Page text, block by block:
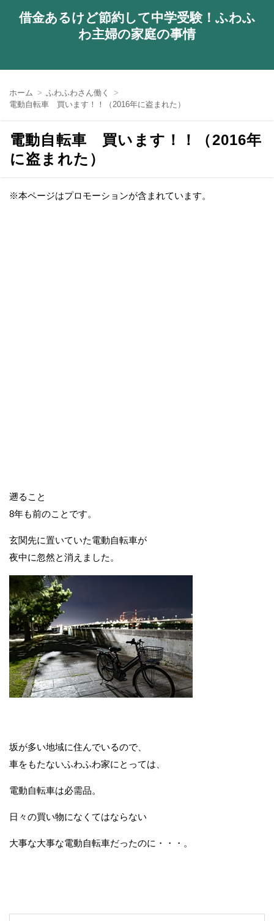
借金あるけど節約して中学受験！ふわふ
わ主婦の家庭の事情
ホーム
ふわふわさん働く
電動自転車 買います！！（2016年に盗まれた）
電動自転車 買います！！（2016年
に盗まれた）
※本ページはプロモーションが含まれています。
遡ること
8年も前のことです。
玄関先に置いていた電動自転車が
夜中に忽然と消えました。
坂が多い地域に住んでいるので、
車をもたないふわふわ家にとっては、
電動自転車は必需品。
日々の買い物になくてはならない
大事な大事な電動自転車だったのに・・・。